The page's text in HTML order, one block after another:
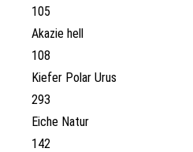
105
Akazie hell
108
Kiefer Polar Urus
293
Eiche Natur
142